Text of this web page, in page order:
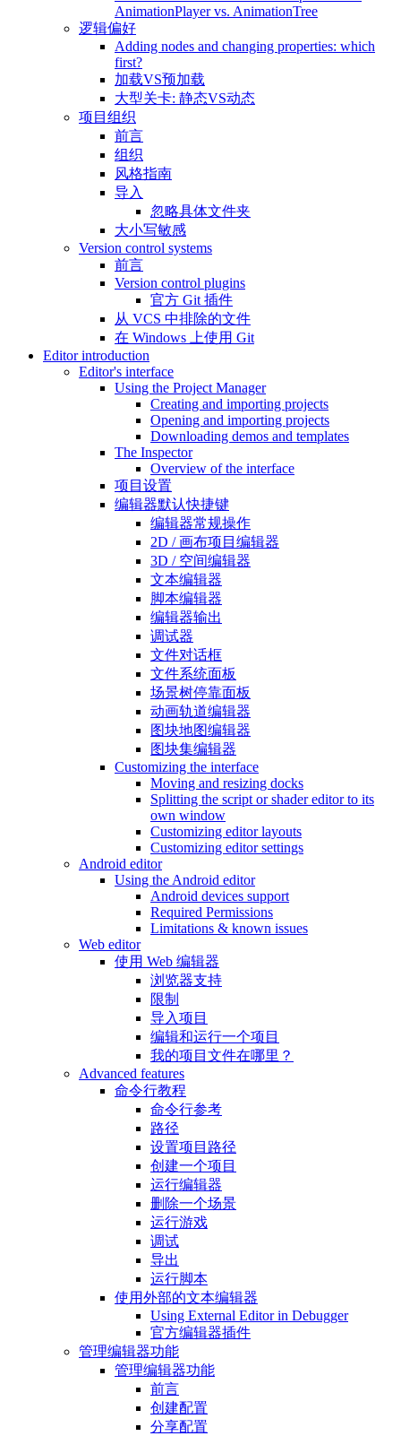
AnimationPlayer vs. AnimationTree
逻辑偏好
Adding nodes and changing properties: which
first?
加载VS预加载
大型关卡: 静态VS动态
项目组织
前言
组织
风格指南
导入
忽略具体文件夹
大小写敏感
Version control systems
前言
Version control plugins
官方 Git 插件
从 VCS 中排除的文件
在 Windows 上使用 Git
Editor introduction
Editor's interface
Using the Project Manager
Creating and importing projects
Opening and importing projects
Downloading demos and templates
The Inspector
Overview of the interface
项目设置
编辑器默认快捷键
编辑器常规操作
2D / 画布项目编辑器
3D / 空间编辑器
文本编辑器
脚本编辑器
编辑器输出
调试器
文件对话框
文件系统面板
场景树停靠面板
动画轨道编辑器
图块地图编辑器
图块集编辑器
Customizing the interface
Moving and resizing docks
Splitting the script or shader editor to its
own window
Customizing editor layouts
Customizing editor settings
Android editor
Using the Android editor
Android devices support
Required Permissions
Limitations & known issues
Web editor
使用 Web 编辑器
浏览器支持
限制
导入项目
编辑和运行一个项目
我的项目文件在哪里？
Advanced features
命令行教程
命令行参考
路径
设置项目路径
创建一个项目
运行编辑器
删除一个场景
运行游戏
调试
导出
运行脚本
使用外部的文本编辑器
Using External Editor in Debugger
官方编辑器插件
管理编辑器功能
管理编辑器功能
前言
创建配置
分享配置